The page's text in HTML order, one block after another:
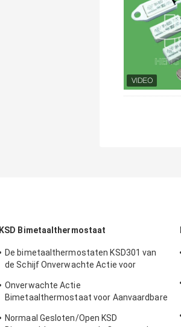
KSD Bimetaalthermostaat
De bimetaalthermostaten KSD301 van
de Schijf Onverwachte Actie voor
Onverwachte Actie
Bimetaalthermostaat voor Aanvaardbare
Normaal Gesloten/Open KSD